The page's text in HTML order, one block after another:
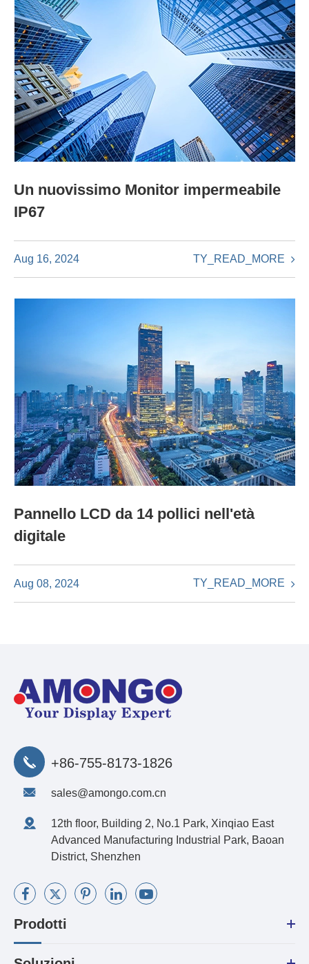
Un nuovissimo Monitor impermeabile
IP67
Aug 16, 2024 TY_READ_MORE
Pannello LCD da 14 pollici nell'età
digitale
Aug 08, 2024 TY_READ_MORE
+86-755-8173-1826
sales@amongo.com.cn
12th floor, Building 2, No.1 Park, Xinqiao East
Advanced Manufacturing Industrial Park, Baoan
District, Shenzhen
Prodotti